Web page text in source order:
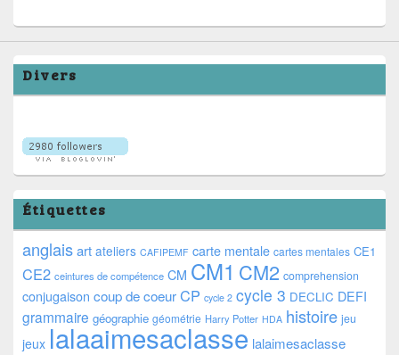
Divers
Étiquettes
anglaisart ateliers CAFIPEMF carte mentale cartes mentales CE1
CE2 ceintures de compétence CM CM1 CM2 comprehension
conjugaison coup de coeurCP cycle 2 cycle 3 DECLIC DEFI
grammaire géographie géométrie Harry Potter HDA histoire jeu
jeux lalaaimesaclasse lalaimesaclasse